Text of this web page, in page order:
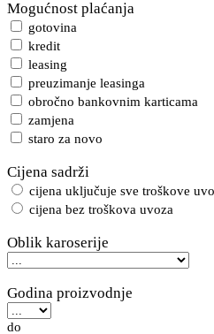
Mogućnost plaćanja
gotovina
kredit
leasing
preuzimanje leasinga
obročno bankovnim karticama
zamjena
staro za novo
Cijena sadrži
cijena uključuje sve troškove
cijena bez troškova uvoza
Oblik karoserije
Godina proizvodnje
do